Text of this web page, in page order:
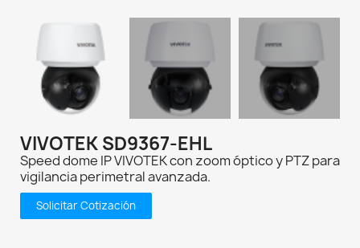
VIVOTEK SD9367-EHL
Speed dome IP VIVOTEK con zoom óptico y PTZ para
vigilancia perimetral avanzada.
Solicitar Cotización